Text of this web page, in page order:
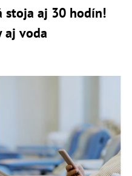
stoja aj 30 hodín!
aj voda